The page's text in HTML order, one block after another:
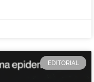
EDITORIAL